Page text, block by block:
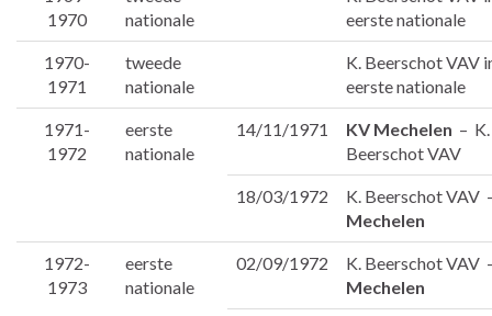
1970
nationale
eerste nationale
1970-
1971
tweede
nationale
K. Beerschot VAV
eerste nationale
1971-
1972
eerste
nationale
14/11/1971 KV Mechelen – K.
Beerschot VAV
18/03/1972
K. Beerschot VAV
Mechelen
1972-
1973
eerste
nationale
02/09/1972
K. Beerschot VAV
Mechelen